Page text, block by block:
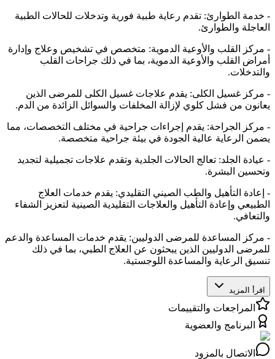
- خدمة الطوارئ: تقدم رعاية طبية فورية وتدخلات للحالات الطبية
العاجلة والطوارئ.
- مركز القلب والأوعية الدموية: متخصص في تشخيص وعلاج وإدارة
أمراض القلب والأوعية الدموية، بما في ذلك جراحات القلب
والتدخلات.
- مركز غسيل الكلى: يقدم علاجات غسيل الكلى للمرضى الذين
يعانون من فشل كلوي لإزالة المخلفات والسوائل الزائدة من الدم.
- مركز الجراحة: يقدم إجراءات جراحية في مختلف التخصصات، مما
يضمن الرعاية عالية الجودة في بيئة جراحية متخصصة.
- عيادة الجلد: تعالج الحالات الجلدية وتقدم علاجات تجميلية لتجديد
وتحسين البشرة.
- إعادة التأهيل والطب الصيني التقليدي: يقدم خدمات العلاج
الطبيعي وإعادة التأهيل والعلاجات التقليدية الصينية لتعزيز الشفاء
والتعافي.
- مركز المساعدة للمرضى الدوليين: يقدم خدمات المساعدة والدعم
للمرضى الدوليين الذين يبحثون عن العلاج الطبي، بما في ذلك
تنسيق الرعاية والمساعدة اللوجستية.
اقرأ المزيد
المراجعات والتقييمات
البرنامج والعضوية
الاتصال بالمزود